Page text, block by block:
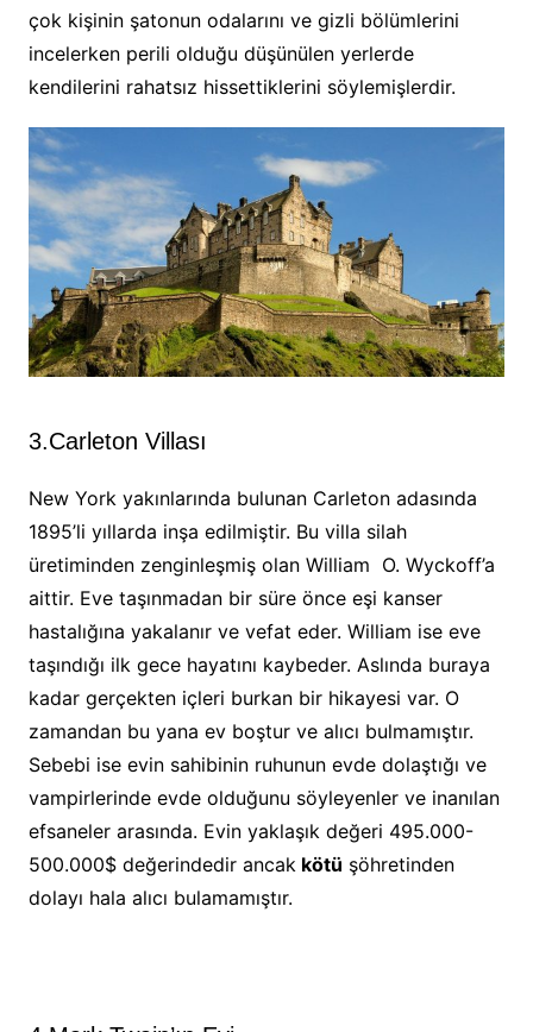
çok kişinin şatonun odalarını ve gizli bölümlerini
incelerken perili olduğu düşünülen yerlerde
kendilerini rahatsız hissettiklerini söylemişlerdir.
3.Carleton Villası
New York yakınlarında bulunan Carleton adasında
1895’li yıllarda inşa edilmiştir. Bu villa silah
üretiminden zenginleşmiş olan William O. Wyckoff’a
aittir. Eve taşınmadan bir süre önce eşi kanser
hastalığına yakalanır ve vefat eder. William ise eve
taşındığı ilk gece hayatını kaybeder. Aslında buraya
kadar gerçekten içleri burkan bir hikayesi var. O
zamandan bu yana ev boştur ve alıcı bulmamıştır.
Sebebi ise evin sahibinin ruhunun evde dolaştığı ve
vampirlerinde evde olduğunu söyleyenler ve inanılan
efsaneler arasında. Evin yaklaşık değeri 495.000-
500.000$ değerindedir ancakkötü şöhretinden
dolayı hala alıcı bulamamıştır.